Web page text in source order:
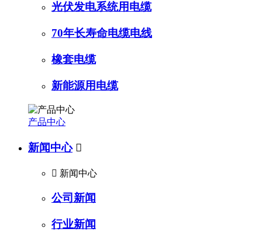
光伏发电系统用电缆
70年长寿命电缆电线
橡套电缆
新能源用电缆
产品中心
新闻中心 
 新闻中心
公司新闻
行业新闻